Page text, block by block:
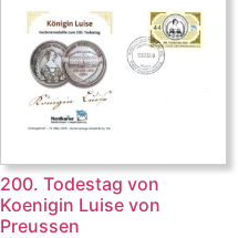
200. Todestag von
Koenigin Luise von
Preussen